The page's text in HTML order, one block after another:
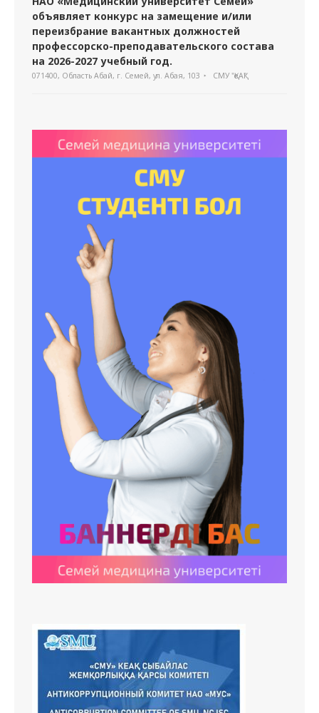
объявляет конкурс на замещение и/или
переизбрание вакантных должностей
профессорско-преподавательского состава
на 2026-2027 учебный год.
071400, Область Абай, г. Семей, ул. Абая, 103 СМУ "ҚеАҚ"